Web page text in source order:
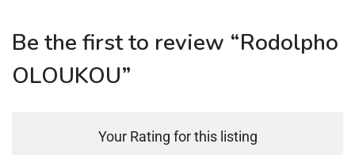
Be the first to review “Rodolpho
OLOUKOU”
Your Rating for this listing